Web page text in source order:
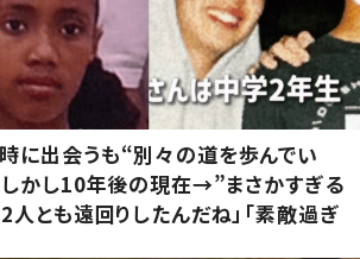
に出会うも“別々の道を歩んでい
しかし10年後の現在→”まさかすぎる
とも遠回りしたんだね」「素敵過ぎ